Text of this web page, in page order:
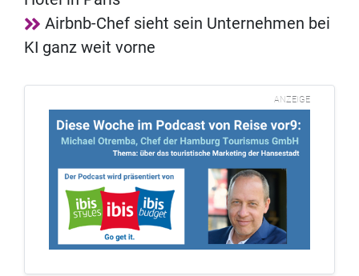
Airbnb-Chef sieht sein Unternehmen bei
KI ganz weit vorne
ANZEIGE